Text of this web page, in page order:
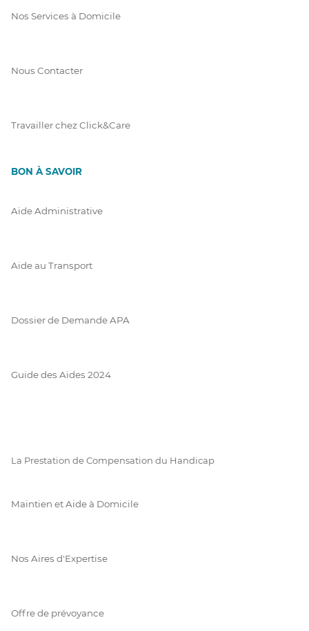
Nos Services à Domicile
Nous Contacter
Travailler chez Click&Care
BON À SAVOIR
Aide Administrative
Aide au Transport
Dossier de Demande APA
Guide des Aides 2024
La Prestation de Compensation du Handicap
Maintien et Aide à Domicile
Nos Aires d'Expertise
Offre de prévoyance